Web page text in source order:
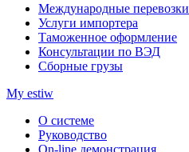
Международные перевозки
Услуги импортера
Таможенное оформление
Консультации по ВЭД
Сборные грузы
My estiw
О системе
Руководство
On-line демонстрация